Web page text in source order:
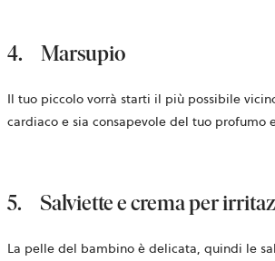
4. Marsupio
Il tuo piccolo vorrà starti il più possibile
cardiaco e sia consapevole del tuo
5. Salviette e crema per
La pelle del bambino è delicata, quindi le